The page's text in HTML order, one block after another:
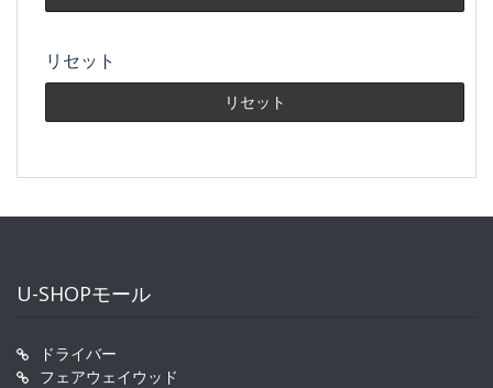
リセット
U-SHOPモール
ドライバー
フェアウェイウッド